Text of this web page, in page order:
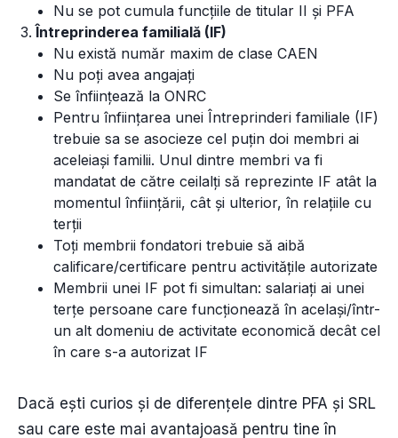
Nu se pot cumula funcțiile de titular II și PFA
Întreprinderea familială (IF)
Nu există număr maxim de clase CAEN
Nu poți avea angajați
Se înființează la ONRC
Pentru înființarea unei Întreprinderi familiale (IF)
trebuie sa se asocieze cel puțin doi membri ai
aceleiași familii. Unul dintre membri va fi
mandatat de către ceilalți să reprezinte IF atât la
momentul înființării, cât și ulterior, în relațiile cu
terții
Toți membrii fondatori trebuie să aibă
calificare/certificare pentru activitățile autorizate
Membrii unei IF pot fi simultan: salariați ai unei
terțe persoane care funcționează în același/într-
un alt domeniu de activitate economică decât cel
în care s-a autorizat IF
Dacă ești curios și de diferențele dintre PFA și SRL
sau care este mai avantajoasă pentru tine în